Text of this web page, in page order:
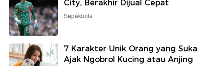
City, Berakhir Dijual Cepat
Sepakbola
7 Karakter Unik Orang yang Suka
Ajak Ngobrol Kucing atau Anjing